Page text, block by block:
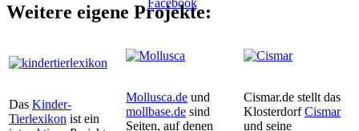
Weitere eigene Projekte:
Das Kinder-
Tierlexikon ist ein
Mollusca.de und
mollbase.de sind
Seiten, auf denen
Cismar.de stellt das
KlosterdorfCismar
und seine